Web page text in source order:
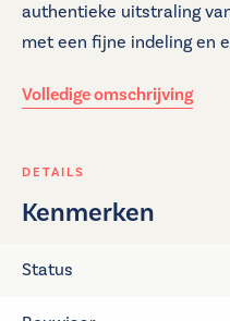
authentieke uitstraling
met een fijne indeling en
een woning met karakter,
De woning is gelegen aan
midden in een van de
Lombok staat bekend om
Volledige omschrijving
DETAILS
Kenmerken
Status